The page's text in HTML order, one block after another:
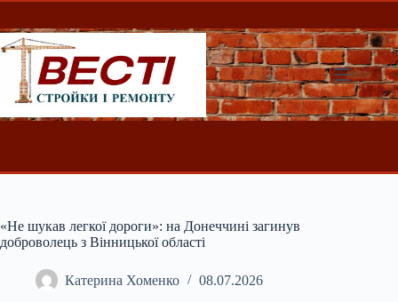
Перейти
вмісту
«Не шукав легкої дороги»: на Донеччині загинув
доброволець з Вінницької області
Катерина Хоменко 08.07.2026